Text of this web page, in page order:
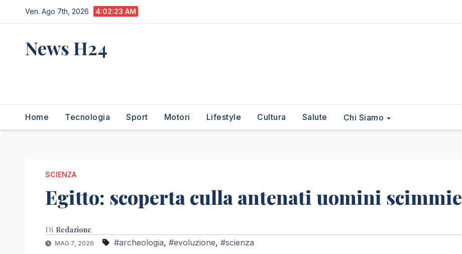
al
Ven. Ago 7th, 2026 4:02:24 AM
News H24
Home Tecnologia Sport Motori Lifestyle Cultura Salute Chi Siamo
SCIENZA
Egitto: scoperta culla antenati uomini scimmie
Di Redazione
MAG 7, 2026 #archeologia, #evoluzione, #scienza